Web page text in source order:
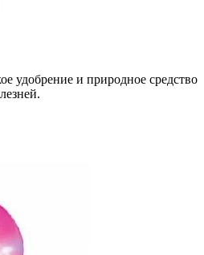
удобрение и природное средство